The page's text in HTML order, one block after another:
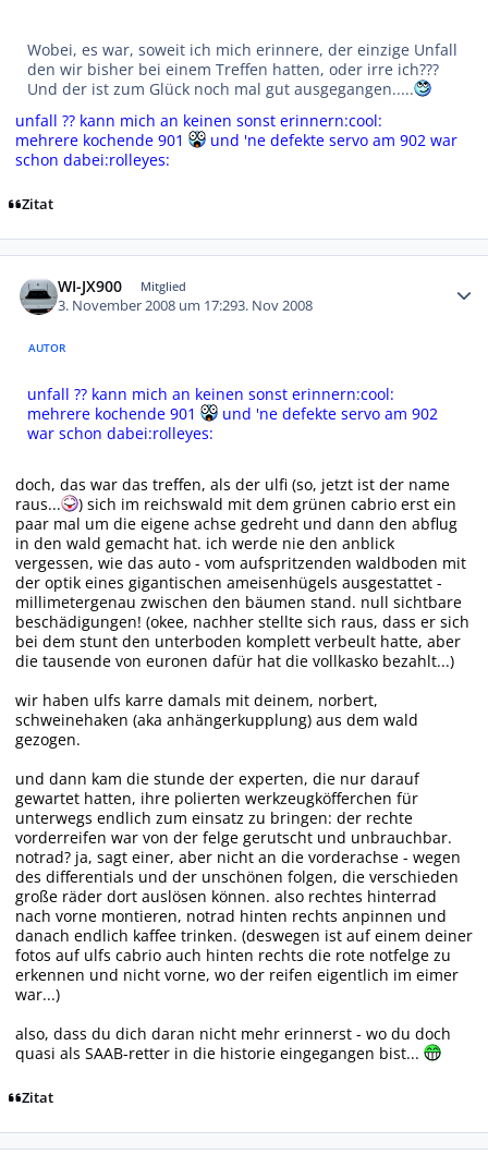
Wobei, es war, soweit ich mich erinnere, der einzige Unfall
den wir bisher bei einem Treffen hatten, oder irre ich???
Und der ist zum Glück noch mal gut ausgegangen.....
unfall ?? kann mich an keinen sonst erinnern:cool:
mehrere kochende 901
und 'ne defekte servo am 902 war
schon dabei:rolleyes:
Zitat
WI-JX900 Mitglied
3. November 2008 um 17:293. Nov 2008
AUTOR
unfall ?? kann mich an keinen sonst erinnern:cool:
mehrere kochende 901
und 'ne defekte servo am 902
war schon dabei:rolleyes:
doch, das war das treffen, als der ulfi (so, jetzt ist der name
raus...
) sich im reichswald mit dem grünen cabrio erst ein
paar mal um die eigene achse gedreht und dann den abflug
in den wald gemacht hat. ich werde nie den anblick
vergessen, wie das auto - vom aufspritzenden waldboden mit
der optik eines gigantischen ameisenhügels ausgestattet -
millimetergenau zwischen den bäumen stand. null sichtbare
beschädigungen! (okee, nachher stellte sich raus, dass er sich
bei dem stunt den unterboden komplett verbeult hatte, aber
die tausende von euronen dafür hat die vollkasko bezahlt...)
wir haben ulfs karre damals mit deinem, norbert,
schweinehaken (aka anhängerkupplung) aus dem wald
gezogen.
und dann kam die stunde der experten, die nur darauf
gewartet hatten, ihre polierten werkzeugköfferchen für
unterwegs endlich zum einsatz zu bringen: der rechte
vorderreifen war von der felge gerutscht und unbrauchbar.
notrad? ja, sagt einer, aber nicht an die vorderachse - wegen
des differentials und der unschönen folgen, die verschieden
große räder dort auslösen können. also rechtes hinterrad
nach vorne montieren, notrad hinten rechts anpinnen und
danach endlich kaffee trinken. (deswegen ist auf einem deiner
fotos auf ulfs cabrio auch hinten rechts die rote notfelge zu
erkennen und nicht vorne, wo der reifen eigentlich im eimer
war...)
also, dass du dich daran nicht mehr erinnerst - wo du doch
quasi als SAAB-retter in die historie eingegangen bist...
Zitat